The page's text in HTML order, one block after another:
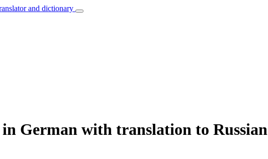
and dictionary
German with translation to Russian